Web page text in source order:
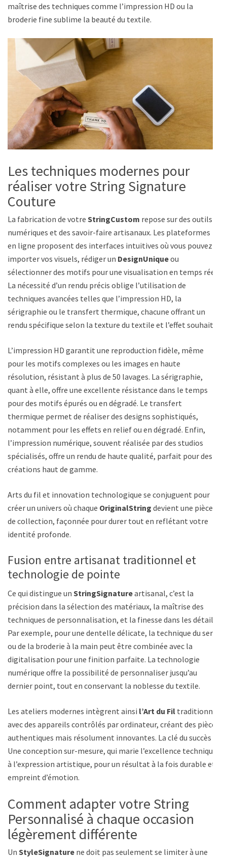
maîtrise des techniques comme l’impression HD ou la
broderie fine sublime la beauté du textile.
Les techniques modernes pour
réaliser votre String Signature
Couture
La fabrication de votre StringCustom repose sur des outils
numériques et des savoir-faire artisanaux. Les plateformes
en ligne proposent des interfaces intuitives où vous pouvez
importer vos visuels, rédiger un DesignUniqueou
sélectionner des motifs pour une visualisation en temps réel.
La nécessité d’un rendu précis oblige l’utilisation de
techniques avancées telles que l’impression HD, la
sérigraphie ou le transfert thermique, chacune offrant un
rendu spécifique selon la texture du textile et l’effet souhaité.
L’impression HD garantit une reproduction fidèle, même
pour les motifs complexes ou les images en haute
résolution, résistant à plus de 50 lavages. La sérigraphie,
quant à elle, offre une excellente résistance dans le temps
pour des motifs épurés ou en dégradé. Le transfert
thermique permet de réaliser des designs sophistiqués,
notamment pour les effets en relief ou en dégradé. Enfin,
l’impression numérique, souvent réalisée par des studios
spécialisés, offre un rendu de haute qualité, parfait pour des
créations haut de gamme.
Arts du fil et innovation technologique se conjuguent pour
créer un univers où chaque OriginalString devient une pièce
de collection, façonnée pour durer tout en reflétant votre
identité profonde.
Fusion entre artisanat traditionnel et
technologie de pointe
Ce qui distingue un StringSignatureartisanal, c’est la
précision dans la sélection des matériaux, la maîtrise des
techniques de personnalisation, et la finesse dans les détails.
Par exemple, pour une dentelle délicate, la technique du serti
ou de la broderie à la main peut être combinée avec la
digitalisation pour une finition parfaite. La technologie
numérique offre la possibilité de personnaliser jusqu’au
dernier point, tout en conservant la noblesse du textile.
Les ateliers modernes intègrent ainsi l’Art du Fil traditionnel
avec des appareils contrôlés par ordinateur, créant des pièces
authentiques mais résolument innovantes. La clé du succès ?
Une conception sur-mesure, qui marie l’excellence technique
à l’expression artistique, pour un résultat à la fois durable et
empreint d’émotion.
Comment adapter votre String
Personnalisé à chaque occasion
légèrement différente
Un StyleSignature ne doit pas seulement se limiter à une